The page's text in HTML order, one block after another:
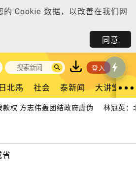
的 Cookie 数据，以改善在我们网
同意
登入
北馬 社会 泰新闻 大讲堂
方志伟轰团结政府虚伪 林冠英：
省